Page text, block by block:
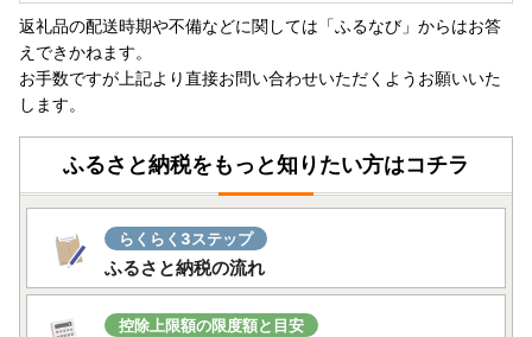
返礼品の配送時期や不備などに関しては「ふるなび」からはお答
えできかねます。
お手数ですが上記より直接お問い合わせいただくようお願いいた
します。
ふるさと納税をもっと知りたい方はコチラ
らくらく3ステップ
ふるさと納税の流れ
控除上限額の限度額と目安